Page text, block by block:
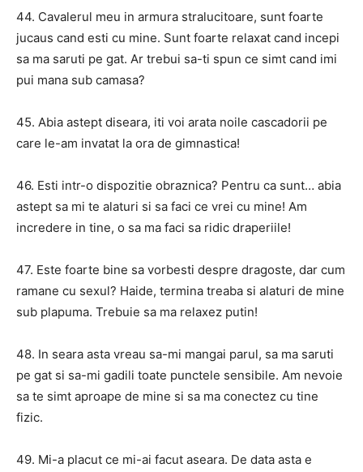
44. Cavalerul meu in armura stralucitoare, sunt foarte
jucaus cand esti cu mine. Sunt foarte relaxat cand incepi
sa ma saruti pe gat. Ar trebui sa-ti spun ce simt cand imi
pui mana sub camasa?
45. Abia astept diseara, iti voi arata noile cascadorii pe
care le-am invatat la ora de gimnastica!
46. ​​Esti intr-o dispozitie obraznica? Pentru ca sunt… abia
astept sa mi te alaturi si sa faci ce vrei cu mine! Am
incredere in tine, o sa ma faci sa ridic draperiile!
47. Este foarte bine sa vorbesti despre dragoste, dar cum
ramane cu sexul? Haide, termina treaba si alaturi de mine
sub plapuma. Trebuie sa ma relaxez putin!
48. In seara asta vreau sa-mi mangai parul, sa ma saruti
pe gat si sa-mi gadili toate punctele sensibile. Am nevoie
sa te simt aproape de mine si sa ma conectez cu tine
fizic.
49. Mi-a placut ce mi-ai facut aseara. De data asta e